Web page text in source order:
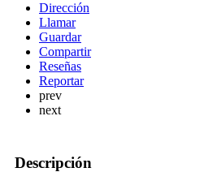
Dirección
Llamar
Guardar
Compartir
Reseñas
Reportar
prev
next
Descripción